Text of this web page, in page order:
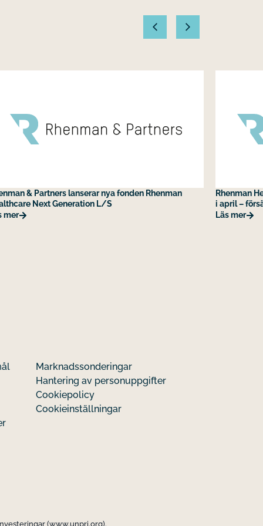
& Partners lanserar nya fonden Rhenman
Next Generation L/S
mer
Rhenman
i april –
Läs mer
Marknadssonderingar
Hantering av personuppgifter
Cookiepolicy
Cookieinställningar
(www.unpri.org).